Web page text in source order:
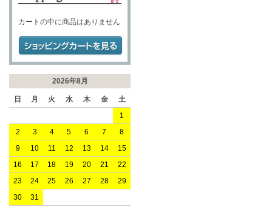
カートの中に商品はありません
2026年8月
日 月 火 水 木 金
土
1
2
3 4 5 6 7
8
9
10 11 12 13 14
15
16
17 18 19 20 21
22
23
24 25 26 27 28
29
30
31